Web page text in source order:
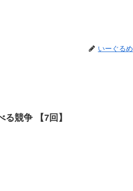
いーぐるめ
る競争 【7回】